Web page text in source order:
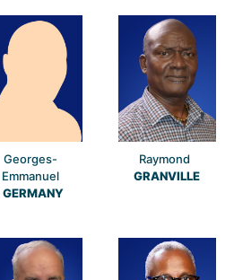
Georges-
Emmanuel
GERMANY
Raymond
GRANVILLE